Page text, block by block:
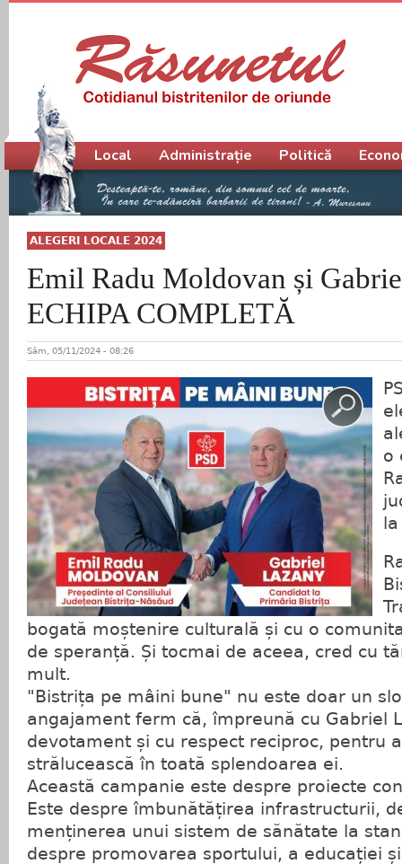
ALEGERI LOCALE 2024
Emil Radu Moldovan și
ECHIPA COMPLETĂ
Sâm, 05/11/2024 - 08:26
o
bogată moștenire culturală și cu o
de speranță. Și tocmai de aceea, cred cu
mult.
"Bistrița pe mâini bune" nu este doar un
angajament ferm că, împreună cu Gabriel
devotament și cu respect reciproc, pentru
strălucească în toată splendoarea ei.
Această campanie este despre proiecte
Este despre îmbunătățirea infrastructurii,
menținerea unui sistem de sănătate la
despre promovarea sportului, a educației
Meniu principal
Local Administrație Politică